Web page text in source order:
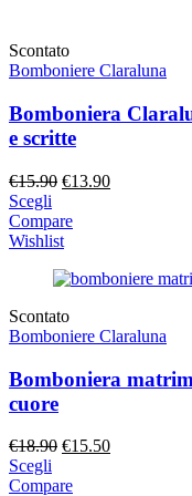
Scontato
Bomboniere Claraluna
Bomboniera
e scritte
€15.90 Il
originale
era:
€13.90Il
Scegli
Compare
Wishlist
Scontato
Bomboniere Claraluna
Bomboniera
cuore
€18.90 Il
originale
€15.50Il
Scegli
Compare